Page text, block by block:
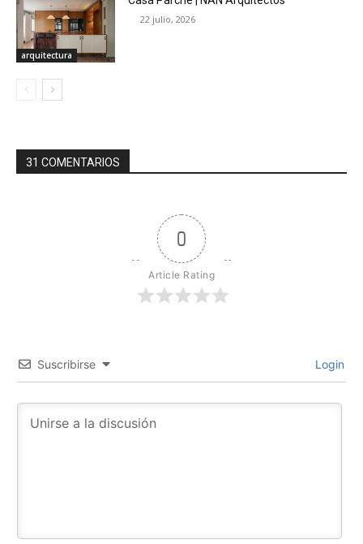
arquitectura
22 julio, 2026
31 COMENTARIOS
0
Article Rating
Suscribirse Login